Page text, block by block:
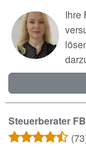
Ihre
Steuerberater